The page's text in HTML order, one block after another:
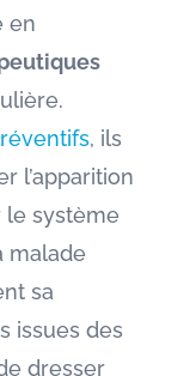
en
, ils
l’apparition
le système
malade
sa
issues des
dresser